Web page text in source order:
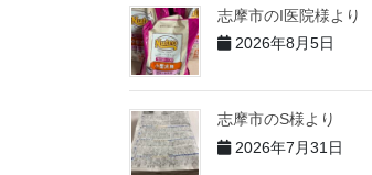
志摩市のI医院様より
2026年8月5日
志摩市のS様より
2026年7月31日